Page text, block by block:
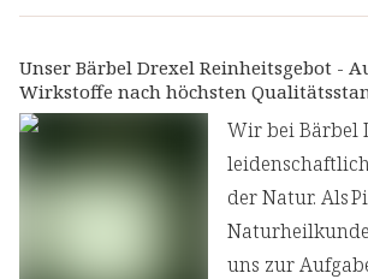
sechs aktive
in hoher
x 10 9 = 6
Kapsel) aus
Stämmen:
Lactobacillus
coccus lactis,
Unser Bärbel Drexel Reinheitsgebot -
Wirkstoffe nach höchsten
Wir bei Bärbel
der Natur. Als
uns zur